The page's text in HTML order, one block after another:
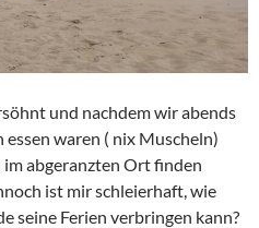
und nachdem wir abends
essen waren ( nix Muscheln)
abgeranzten Ort finden
ist mir schleierhaft, wie
seine Ferien verbringen kann?